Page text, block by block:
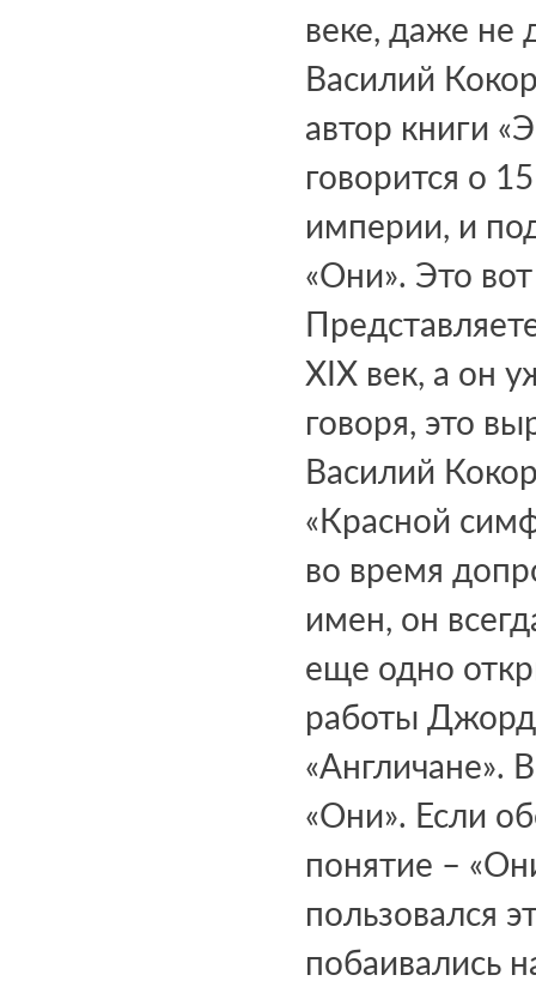
веке, даже не
Василий
автор книги
говорится о
империи, и
«Они». Это
XIX век, а он
говоря, это
Василий
«Красной
во время
имен, он
еще одно
работы
«Англичане».
«Они». Если
понятие –
пользовался
побаивались